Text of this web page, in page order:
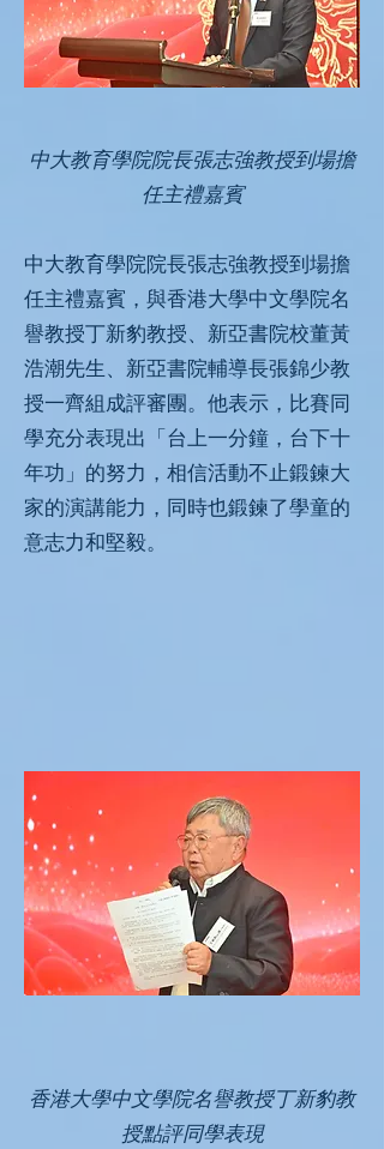
中大教育學院院長張志強教授到場擔
任主禮嘉賓
中大教育學院院長張志強教授到場擔
任主禮嘉賓，與香港大學中文學院名
譽教授丁新豹教授、新亞書院校董黃
浩潮先生、新亞書院輔導長張錦少教
授一齊組成評審團。他表示，比賽同
學充分表現出「台上一分鐘，台下十
年功」的努力，相信活動不止鍛鍊大
家的演講能力，同時也鍛鍊了學童的
意志力和堅毅。
香港大學中文學院名譽教授丁新豹教
授點評同學表現